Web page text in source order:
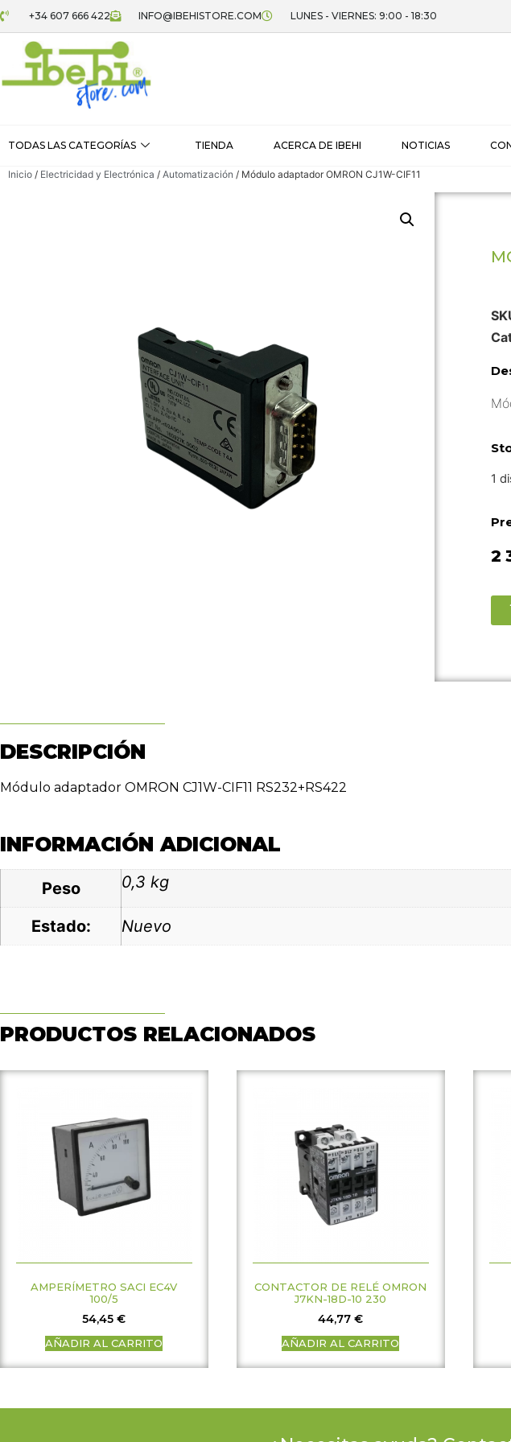
+34 607 666 422 INFO@IBEHISTORE.COM LUNES - VIERNES: 9:00 - 18:30
TODAS LAS CATEGORÍAS TIENDA ACERCA DE IBEHI NOTICIAS
Inicio / Electricidad y Electrónica / Automatización / Módulo adaptador OMRON CJ1W-CIF11
1
DESCRIPCIÓN
Módulo adaptador OMRON CJ1W-CIF11 RS232+RS422
INFORMACIÓN ADICIONAL
Peso 0,3 kg
Estado: Nuevo
PRODUCTOS RELACIONADOS
AMPERÍMETRO SACI EC4V
100/5
54,45€
AÑADIR AL CARRITO
CONTACTOR DE RELÉ OMRON
J7KN-18D-10 230
44,77€
AÑADIR AL CARRITO